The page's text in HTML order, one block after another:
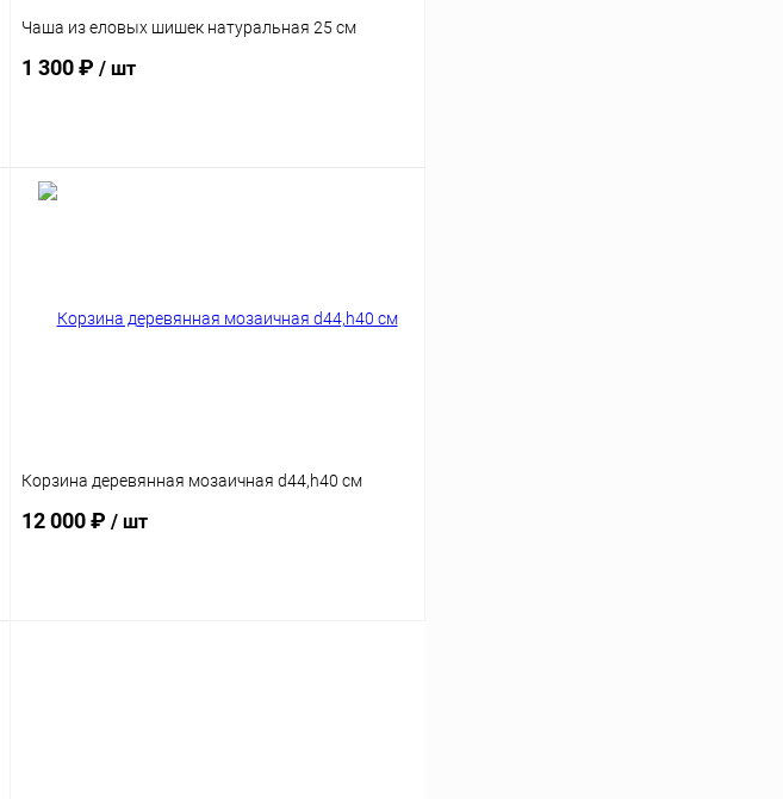
Чаша из еловых шишек натуральная 25 см
1 300 ₽ / шт
В корзину
Корзина деревянная мозаичная d44,h40 см
12 000 ₽ / шт